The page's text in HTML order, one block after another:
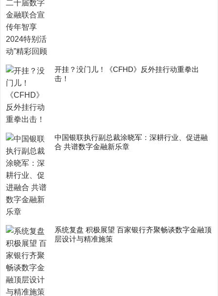
开挂？没门儿！《CFHD》反外挂行动重拳出
击！
中国银联执行副总裁涂晓军：深耕行业、促进融
合 共谱数字金融新乐章
系统复盘 积极展望 百家银行齐聚畅谈数字金融顶
层设计与精准施策